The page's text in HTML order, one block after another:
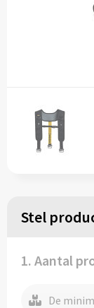
Stel
1. Aantal
De